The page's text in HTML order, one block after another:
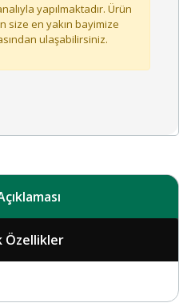
yapılmaktadır. Ürün
size en yakın bayimize
ulaşabilirsiniz.
Açıklaması
Teknik Özellikler